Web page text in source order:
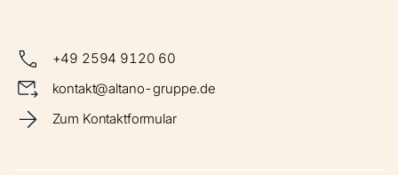
+49 2594 9120 60
kontakt@altano-gruppe.de
Zum Kontaktformular